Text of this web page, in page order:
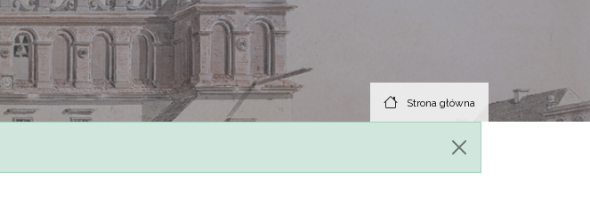
Strona główna